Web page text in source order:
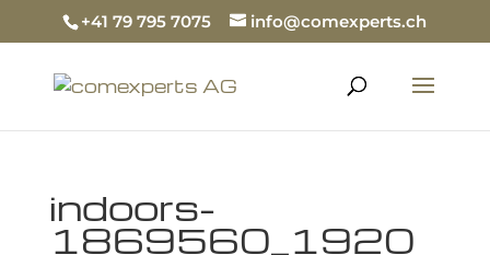
+41 79 795 7075 info@comexperts.ch
indoors-
1869560_1920